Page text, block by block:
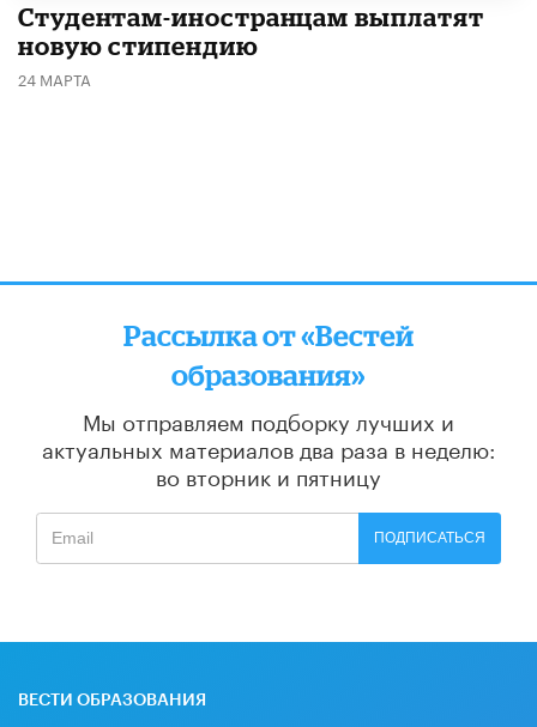
Студентам-иностранцам выплатят
новую стипендию
24 МАРТА
Рассылка от «Вестей
образования»
Мы отправляем подборку лучших и
актуальных материалов два раза в неделю:
во вторник и пятницу
ПОДПИСАТЬСЯ
ВЕСТИ ОБРАЗОВАНИЯ